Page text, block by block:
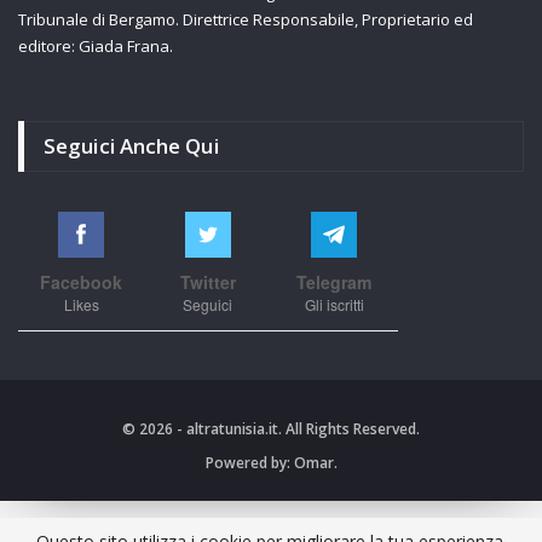
Tribunale di Bergamo. Direttrice Responsabile, Proprietario ed
editore: Giada Frana.
Seguici Anche Qui
Facebook
Likes
Twitter
Seguici
Telegram
Gli iscritti
© 2026 - altratunisia.it. All Rights Reserved.
Powered by: Omar.